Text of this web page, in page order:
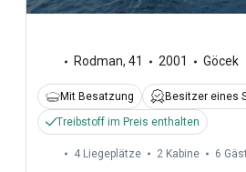
Rodman, 41 2001 Göcek
Mit Besatzung
Besitzer eines
Treibstoff im Preis enthalten
4 Liegeplätze 2 Kabine 6